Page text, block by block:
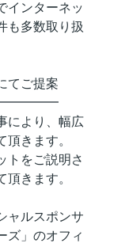
インターネッ
も多数取り扱
てご提案
により、幅広
きます。
トをご説明さ
きます。
ャルスポンサ
ズ」のオフィ